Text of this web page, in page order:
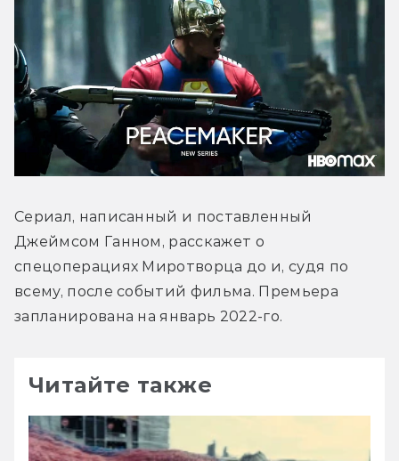
Сериал, написанный и поставленный
Джеймсом Ганном, расскажет о
спецоперациях Миротворца до и, судя по
всему, после событий фильма. Премьера
запланирована на январь 2022-го.
Читайте также